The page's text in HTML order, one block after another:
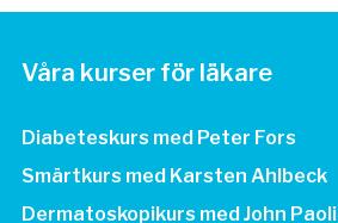
Våra kurser för läkare
Diabeteskurs med Peter Fors
Smärtkurs med Karsten Ahlbeck
Dermatoskopikurs med John Paoli